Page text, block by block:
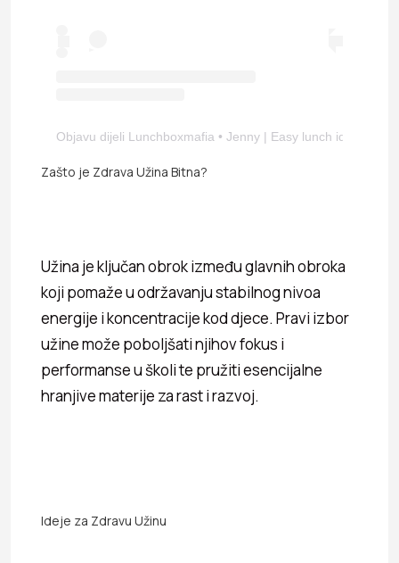
Objavu dijeli Lunchboxmafia • Jenny | Easy lunch ideas
Zašto je Zdrava Užina Bitna?
Užina je ključan obrok između glavnih obroka
koji pomaže u održavanju stabilnog nivoa
energije i koncentracije kod djece. Pravi izbor
užine može poboljšati njihov fokus i
performanse u školi te pružiti esencijalne
hranjive materije za rast i razvoj.
Ideje za Zdravu Užinu